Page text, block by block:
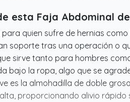
esta Faja Abdominal
quien sufre de hernias
soporte tras una operación o
sirve tanto para hombres
bajo la ropa, algo que se
es la almohadilla de doble
proporcionando alivio rápido